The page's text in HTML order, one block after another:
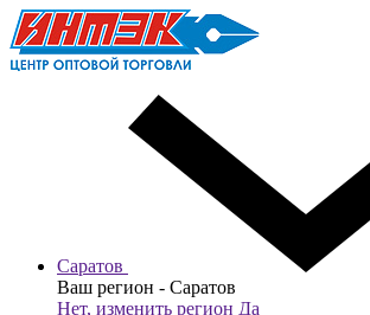
Саратов
Ваш регион - Саратов
Нет, изменить регион Да